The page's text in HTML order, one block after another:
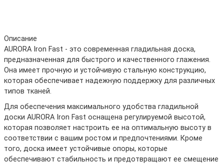
Описание
AURORA Iron Fast - это современная гладильная доска,
предназначенная для быстрого и качественного глажения.
Она имеет прочную и устойчивую стальную конструкцию,
которая обеспечивает надежную поддержку для различных
типов тканей.
Для обеспечения максимального удобства гладильной
доски AURORA Iron Fast оснащена регулируемой высотой,
которая позволяет настроить ее на оптимальную высоту в
соответствии с вашим ростом и предпочтениями. Кроме
того, доска имеет устойчивые опоры, которые
обеспечивают стабильность и предотвращают ее смещение